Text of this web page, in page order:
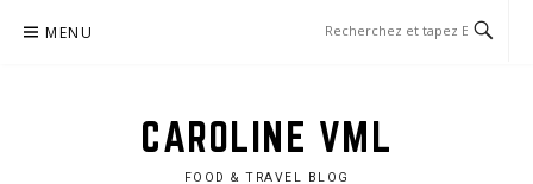
MENU
CAROLINE VML
FOOD & TRAVEL BLOG